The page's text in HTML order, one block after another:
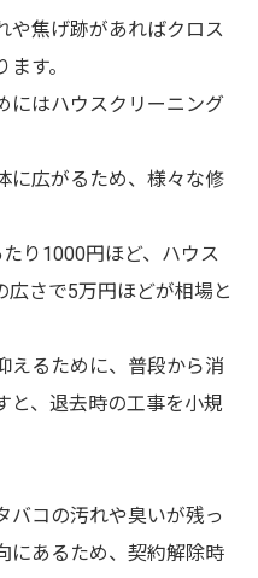
や焦げ跡があればクロス
す。
にはハウスクリーニング
に広がるため、様々な修
り1000円ほど、ハウス
広さで5万円ほどが相場と
えるために、普段から消
と、退去時の工事を小規
バコの汚れや臭いが残っ
にあるため、契約解除時